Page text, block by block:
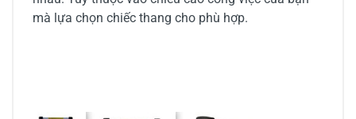
mà lựa chọn chiếc thang cho phù hợp.